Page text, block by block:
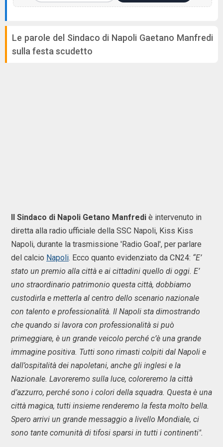
Le parole del Sindaco di Napoli Gaetano Manfredi
sulla festa scudetto
Il Sindaco di Napoli Getano Manfredi è intervenuto in
diretta alla radio ufficiale della SSC Napoli, Kiss Kiss
Napoli, durante la trasmissione 'Radio Goal', per parlare
del calcio Napoli. Ecco quanto evidenziato da CN24: “E’
stato un premio alla città e ai cittadini quello di oggi. E’
uno straordinario patrimonio questa città, dobbiamo
custodirla e metterla al centro dello scenario nazionale
con talento e professionalità. Il Napoli sta dimostrando
che quando si lavora con professionalità si può
primeggiare, è un grande veicolo perché c’è una grande
immagine positiva. Tutti sono rimasti colpiti dal Napoli e
dall’ospitalità dei napoletani, anche gli inglesi e la
Nazionale. Lavoreremo sulla luce, coloreremo la città
d’azzurro, perché sono i colori della squadra. Questa è una
città magica, tutti insieme renderemo la festa molto bella.
Spero arrivi un grande messaggio a livello Mondiale, ci
sono tante comunità di tifosi sparsi in tutti i continenti".